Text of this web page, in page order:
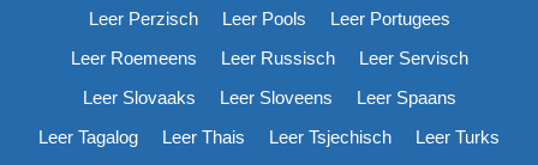
Leer Perzisch
Leer Pools
Leer Portugees
Leer Roemeens
Leer Russisch
Leer Servisch
Leer Slovaaks
Leer Sloveens
Leer Spaans
Leer Tagalog
Leer Thais Leer Tsjechisch
Leer Turks